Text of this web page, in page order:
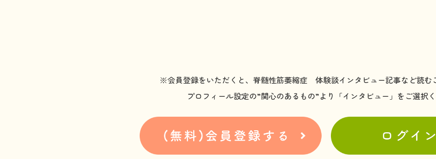
※会員登録をいただくと、脊髄性筋萎縮症 体験談インタビュー記事など読む
プロフィール設定の”関心のあるもの”より「インタビュー」をご選択く